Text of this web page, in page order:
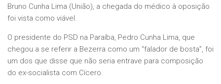
Bruno Cunha Lima (União), a chegada do médico à oposição
foi vista como viável.
O presidente do PSD na Paraíba, Pedro Cunha Lima, que
chegou a se referir a Bezerra como um “falador de bosta”, foi
um dos que disse que não seria entrave para composição
do ex-socialista com Cícero.